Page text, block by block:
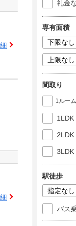
礼金
専有面積
間取り
1ルー
1LDK
2LDK
3LDK
駅徒歩
バス